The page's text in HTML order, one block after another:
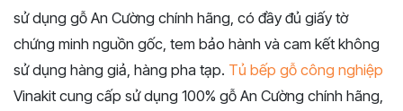
sử dụng gỗ An Cường chính hãng, có đầy đủ giấy tờ
chứng minh nguồn gốc, tem bảo hành và cam kết không
sử dụng hàng giả, hàng pha tạp. Tủ bếp gỗ công nghiệp
Vinakit cung cấp sử dụng 100% gỗ An Cường chính hãng,